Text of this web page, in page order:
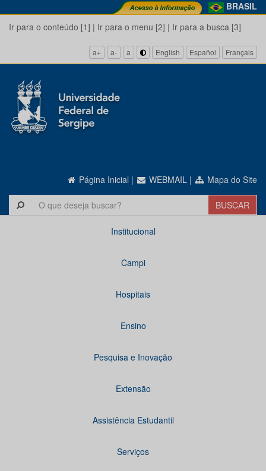
BRASIL
Ir para o conteúdo [1] | Ir para o menu [2] | Ir para a busca [3]
a+ a- a English Español Français
Página Inicial | WEBMAIL | Mapa do Site
Institucional
Campi
Hospitais
Ensino
Pesquisa e Inovação
Extensão
Assistência Estudantil
Serviços